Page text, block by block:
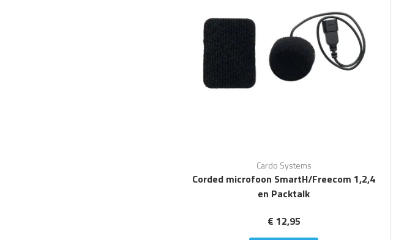
Cardo Systems
Corded microfoon SmartH/Freecom 1,2,4
en Packtalk
€ 12,95